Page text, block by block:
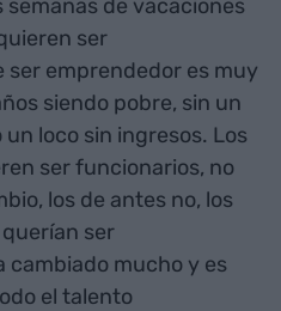
semanas de vacaciones
ser
emprendedor es muy
siendo pobre, sin un
loco sin ingresos. Los
ser funcionarios, no
los de antes no, los
ser
cambiado mucho y es
el talento